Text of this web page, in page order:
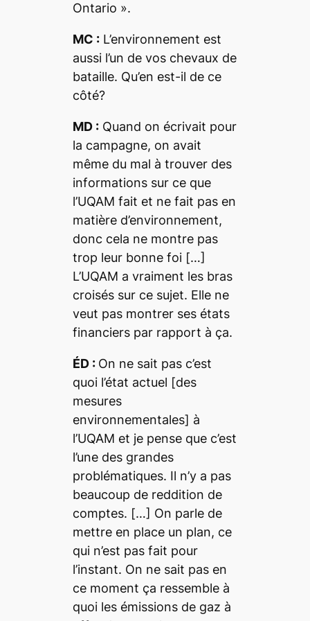
Ontario ».
MC :L’environnement est
aussi l’un de vos chevaux de
bataille. Qu’en est-il de ce
côté?
MD :Quand on écrivait pour
la campagne, on avait
même du mal à trouver des
informations sur ce que
l’UQAM fait et ne fait pas en
matière d’environnement,
donc cela ne montre pas
trop leur bonne foi […]
L’UQAM a vraiment les bras
croisés sur ce sujet. Elle ne
veut pas montrer ses états
financiers par rapport à ça.
ÉD : On ne sait pas c’est
quoi l’état actuel [des
mesures
environnementales] à
l’UQAM et je pense que c’est
l’une des grandes
problématiques. Il n’y a pas
beaucoup de reddition de
comptes. […] On parle de
mettre en place un plan, ce
qui n’est pas fait pour
l’instant. On ne sait pas en
ce moment ça ressemble à
quoi les émissions de gaz à